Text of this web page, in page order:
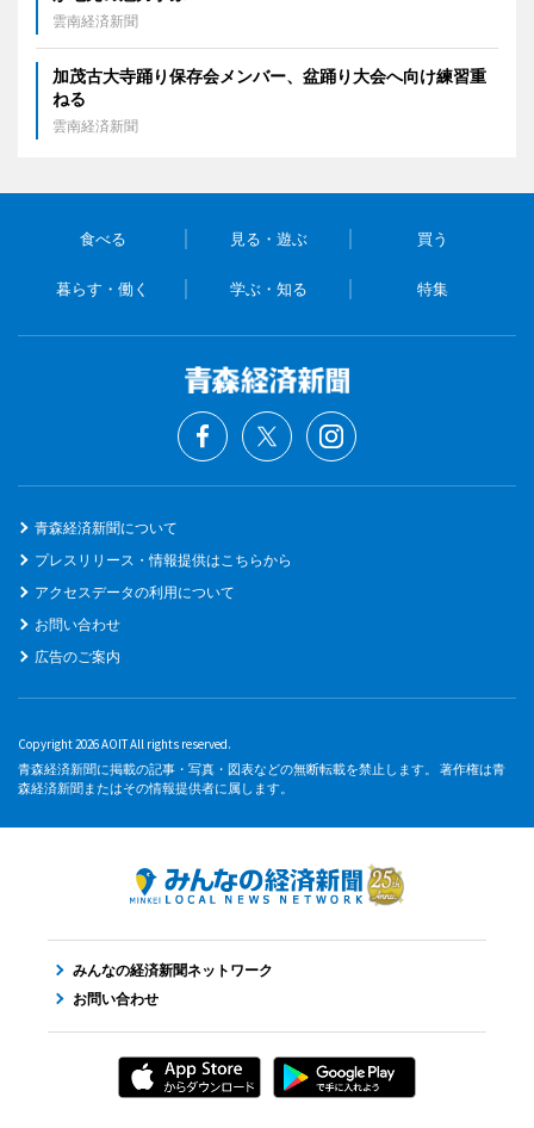
雲南経済新聞
加茂古大寺踊り保存会メンバー、盆踊り大会へ向け練習重
ねる
雲南経済新聞
食べる 見る・遊ぶ 買う
暮らす・働く 学ぶ・知る 特集
青森経済新聞について
プレスリリース・情報提供はこちらから
アクセスデータの利用について
お問い合わせ
広告のご案内
Copyright 2026 AOIT All rights reserved.
青森経済新聞に掲載の記事・写真・図表などの無断転載を禁止します。 著作権は青
森経済新聞またはその情報提供者に属します。
みんなの経済新聞ネットワーク
お問い合わせ